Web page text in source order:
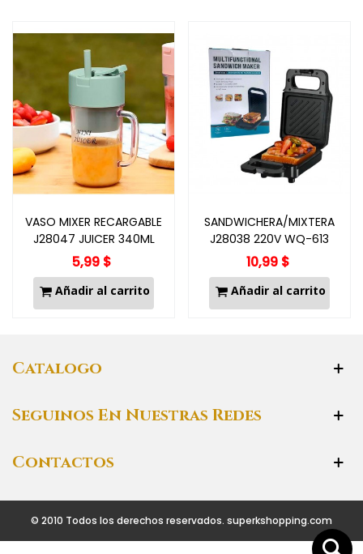
VASO MIXER RECARGABLE
J28047 JUICER 340ML
5,99 $
Añadir al carrito
SANDWICHERA/MIXTERA
J28038 220V WQ-613
10,99 $
Añadir al carrito
Catalogo
Seguinos En Nuestras Redes
Contactos
© 2010 Todos los derechos reservados. superkshopping.com